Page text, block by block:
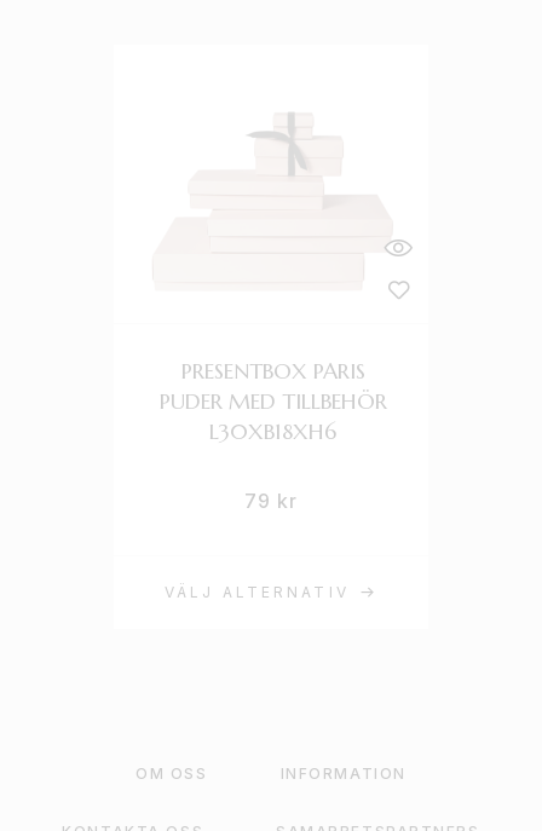
VÄLJ ALTERNATIV
PRESENTBOX PARIS
PUDER MED TILLBEHÖR
L30XB18XH6
79 kr
OM OSS INFORMATION